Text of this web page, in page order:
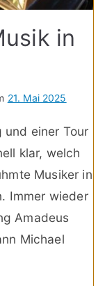
in
21. Mai 2025
und einer Tour
klar, welch
Musiker in
Immer wieder
Amadeus
Michael